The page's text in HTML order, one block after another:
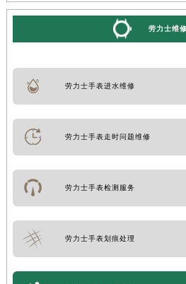
劳力士维
劳力士手表进水维修
劳力士手表走时问题维修
劳力士手表检测服务
劳力士手表划痕处理